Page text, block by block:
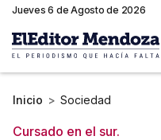
Jueves 6 de Agosto de 2026
Inicio > Sociedad
Cursado en el sur.